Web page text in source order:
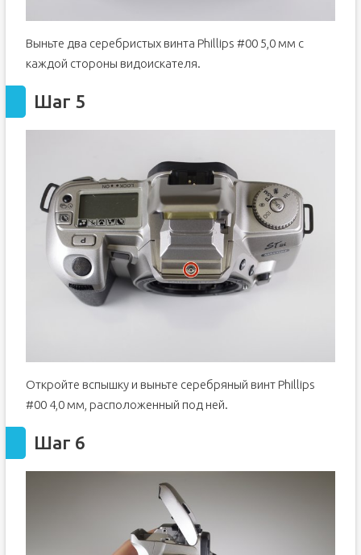
Выньте два серебристых винта Phillips #00 5,0 мм с
каждой стороны видоискателя.
Шаг 5
Откройте вспышку и выньте серебряный винт Phillips
#00 4,0 мм, расположенный под ней.
Шаг 6